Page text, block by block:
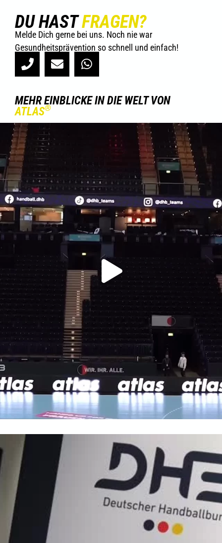
DU HASTFRAGEN?
Melde Dich gerne bei uns. Noch nie war
Gesundheitsprävention so schnell und einfach!
MEHR EINBLICKE IN DIE WELT VON
ATLAS®